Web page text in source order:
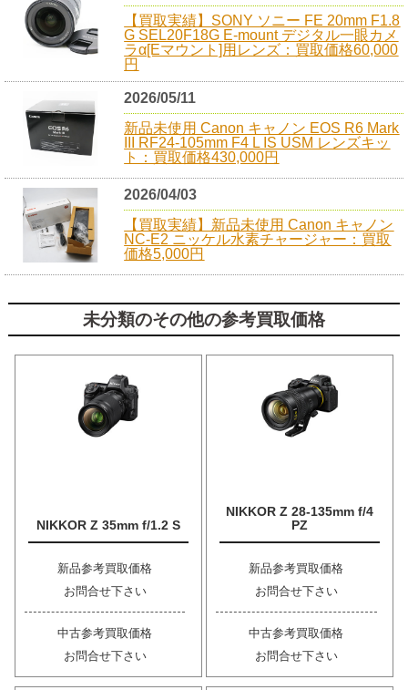
【買取実績】SONY ソニー FE 20mm F1.8
G SEL20F18G E-mount デジタル一眼カメ
ラα[Eマウント]用レンズ：買取価格60,000
円
2026/05/11
新品未使用 Canon キャノン EOS R6 Mark
III RF24-105mm F4 L IS USM レンズキッ
ト：買取価格430,000円
2026/04/03
【買取実績】新品未使用 Canon キャノン
NC-E2 ニッケル水素チャージャー：買取
価格5,000円
未分類のその他の参考買取価格
NIKKOR Z 35mm f/1.2 S
新品参考買取価格
お問合せ下さい
中古参考買取価格
お問合せ下さい
NIKKOR Z 28-135mm f/4
PZ
新品参考買取価格
お問合せ下さい
中古参考買取価格
お問合せ下さい